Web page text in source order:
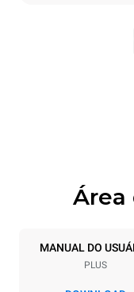
7
Distância entre as
Área
MANUAL DO
PLUS